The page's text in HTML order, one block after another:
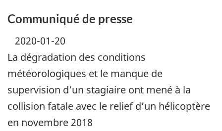
Communiqué de presse
2020-01-20
La dégradation des conditions
météorologiques et le manque de
supervision d’un stagiaire ont mené à la
collision fatale avec le relief d’un hélicoptère
en novembre 2018